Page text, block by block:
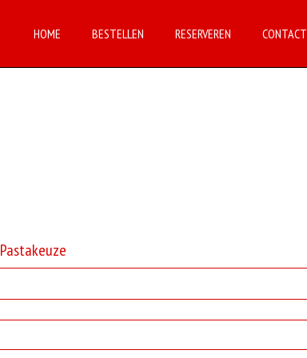
HOME BESTELLEN RESERVEREN CONTACT
Pastakeuze